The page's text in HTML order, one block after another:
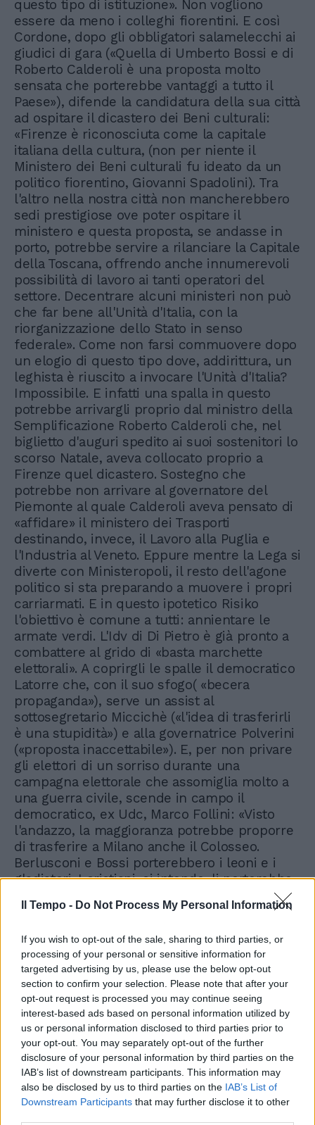
Il Tempo - Do Not Process My Personal Information
If you wish to opt-out of the sale, sharing to third parties, or
processing of your personal or sensitive information for
targeted advertising by us, please use the below opt-out
section to confirm your selection. Please note that after your
opt-out request is processed you may continue seeing
interest-based ads based on personal information utilized by
us or personal information disclosed to third parties prior to
your opt-out. You may separately opt-out of the further
disclosure of your personal information by third parties on the
IAB’s list of downstream participants. This information may
also be disclosed by us to third parties on the IAB’s List of
Downstream Participants that may further disclose it to other
questo tipo di istituzione». Non vogliono
essere da meno i colleghi fiorentini. E così
Cordone, dopo gli obbligatori salamelecchi ai
giudici di gara («Quella di Umberto Bossi e di
Roberto Calderoli è una proposta molto
sensata che porterebbe vantaggi a tutto il
Paese»), difende la candidatura della sua città
ad ospitare il dicastero dei Beni culturali:
«Firenze è riconosciuta come la capitale
italiana della cultura, (non per niente il
Ministero dei Beni culturali fu ideato da un
politico fiorentino, Giovanni Spadolini). Tra
l'altro nella nostra città non mancherebbero
sedi prestigiose ove poter ospitare il
ministero e questa proposta, se andasse in
porto, potrebbe servire a rilanciare la Capitale
della Toscana, offrendo anche innumerevoli
possibilità di lavoro ai tanti operatori del
settore. Decentrare alcuni ministeri non può
che far bene all'Unità d'Italia, con la
riorganizzazione dello Stato in senso
federale». Come non farsi commuovere dopo
un elogio di questo tipo dove, addirittura, un
leghista è riuscito a invocare l'Unità d'Italia?
Impossibile. E infatti una spalla in questo
potrebbe arrivargli proprio dal ministro della
Semplificazione Roberto Calderoli che, nel
biglietto d'auguri spedito ai suoi sostenitori lo
scorso Natale, aveva collocato proprio a
Firenze quel dicastero. Sostegno che
potrebbe non arrivare al governatore del
Piemonte al quale Calderoli aveva pensato di
«affidare» il ministero dei Trasporti
destinando, invece, il Lavoro alla Puglia e
l'Industria al Veneto. Eppure mentre la Lega si
diverte con Ministeropoli, il resto dell'agone
politico si sta preparando a muovere i propri
carriarmati. E in questo ipotetico Risiko
l'obiettivo è comune a tutti: annientare le
armate verdi. L'Idv di Di Pietro è già pronto a
combattere al grido di «basta marchette
elettorali». A coprirgli le spalle il democratico
Latorre che, con il suo sfogo( «becera
propaganda»), serve un assist al
sottosegretario Miccichè («l'idea di trasferirli
è una stupidità») e alla governatrice Polverini
(«proposta inaccettabile»). E, per non privare
gli elettori di un sorriso durante una
campagna elettorale che assomiglia molto a
una guerra civile, scende in campo il
democratico, ex Udc, Marco Follini: «Visto
l'andazzo, la maggioranza potrebbe proporre
di trasferire a Milano anche il Colosseo.
Berlusconi e Bossi porterebbero i leoni e i
gladiatori. I cristiani, si intende, li porterebbe
Bossi questo lo sa bene. Lui se ne frega e
le spalle.